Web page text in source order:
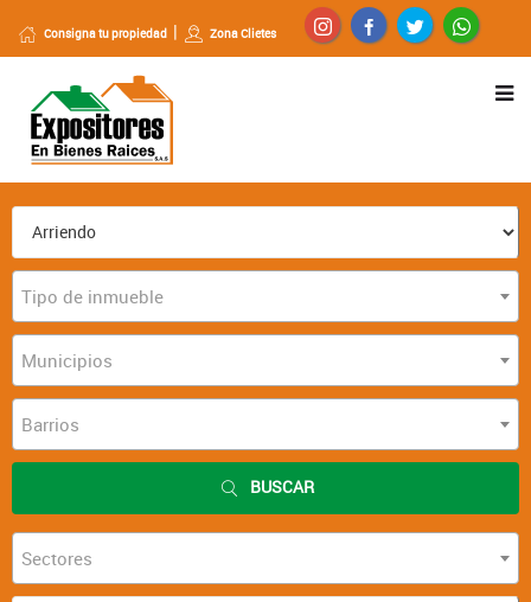
Consigna tu propiedad Zona Clietes
Tipo de inmueble
Municipios
Barrios
BUSCAR
Sectores